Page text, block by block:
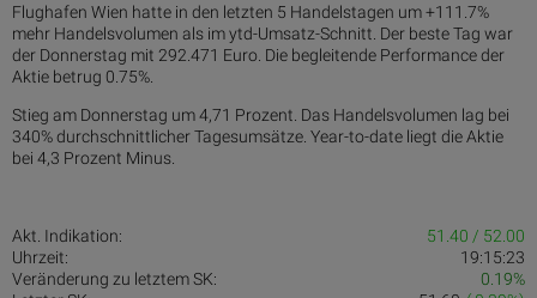
Flughafen Wien hatte in den letzten 5 Handelstagen um +111.7%
mehr Handelsvolumen als im ytd-Umsatz-Schnitt. Der beste Tag war
der Donnerstag mit 292.471 Euro. Die begleitende Performance der
Aktie betrug 0.75%.
Stieg am Donnerstag um 4,71 Prozent. Das Handelsvolumen lag bei
340% durchschnittlicher Tagesumsätze. Year-to-date liegt die Aktie
bei 4,3 Prozent Minus.
Akt. Indikation:
51.40 / 52.00
Uhrzeit:
19:15:23
Veränderung zu letztem SK:
0.19%